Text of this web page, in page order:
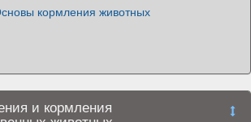
кормления животных
и кормления